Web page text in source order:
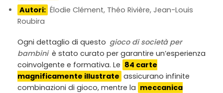
Autori: Élodie Clément, Théo Rivière, Jean-Louis
Roubira
Ogni dettaglio di questo gioco di società per
bambini è stato curato per garantire un’esperienza
coinvolgente e formativa. Le 84 carte
magnificamente illustrate assicurano infinite
combinazioni di gioco, mentre la meccanica